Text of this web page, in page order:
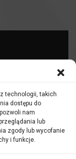
technologii, takich
dostępu do
nam
lub
zgody lub wycofanie
i funkcje.